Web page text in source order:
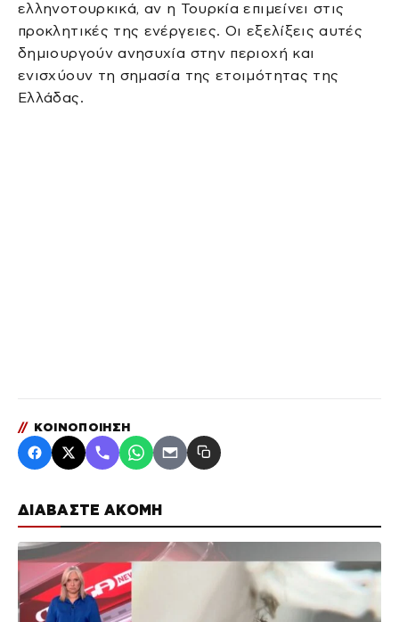
ΔΙΑΒΑΣΤΕ ΑΚΟΜΗ
ελληνοτουρκικά, αν η Τουρκία επιμείνει στις
προκλητικές της ενέργειες. Οι εξελίξεις αυτές
δημιουργούν ανησυχία στην περιοχή και
ενισχύουν τη σημασία της ετοιμότητας της
Ελλάδας.
// ΚΟΙΝΟΠΟΙΗΣΗ